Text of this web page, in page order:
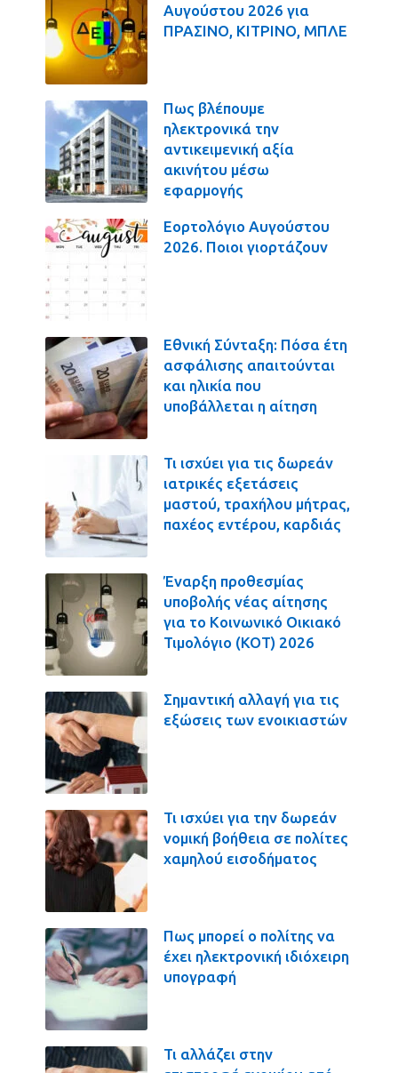
Αυγούστου 2026 για
ΠΡΑΣΙΝΟ, ΚΙΤΡΙΝΟ, ΜΠΛΕ
Πως βλέπουμε
ηλεκτρονικά την
αντικειμενική αξία
ακινήτου μέσω
εφαρμογής
Εορτολόγιο Αυγούστου
2026. Ποιοι γιορτάζουν
Εθνική Σύνταξη: Πόσα έτη
ασφάλισης απαιτούνται
και ηλικία που
υποβάλλεται η αίτηση
Τι ισχύει για τις δωρεάν
ιατρικές εξετάσεις
μαστού, τραχήλου μήτρας,
παχέος εντέρου, καρδιάς
Έναρξη προθεσμίας
υποβολής νέας αίτησης
για το Κοινωνικό Οικιακό
Τιμολόγιο (ΚΟΤ) 2026
Σημαντική αλλαγή για τις
εξώσεις των ενοικιαστών
Τι ισχύει για την δωρεάν
νομική βοήθεια σε πολίτες
χαμηλού εισοδήματος
Πως μπορεί ο πολίτης να
έχει ηλεκτρονική ιδιόχειρη
υπογραφή
Τι αλλάζει στην